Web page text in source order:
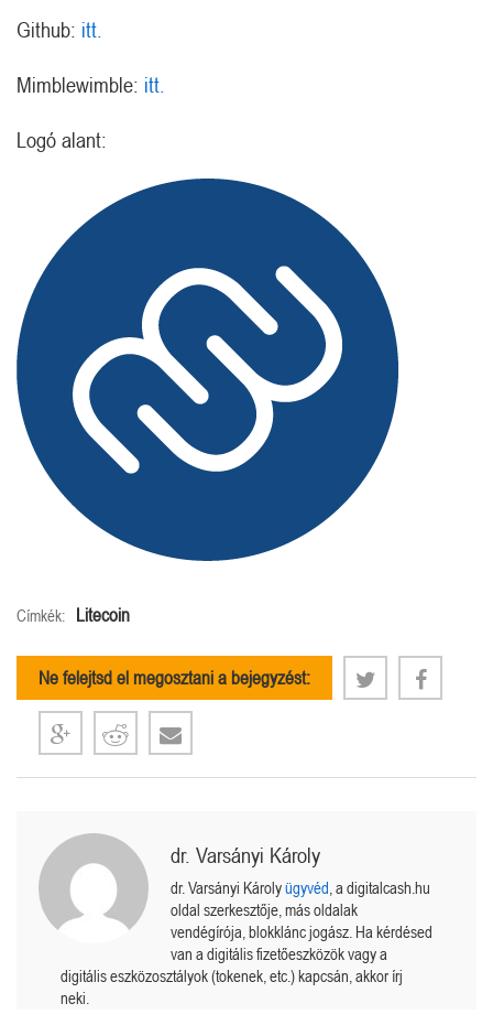
Github: itt.
Mimblewimble: itt.
Logó alant:
Címkék: Litecoin
Ne felejtsd el megosztani a bejegyzést:
dr. Varsányi Károly
dr. Varsányi Károlyügyvéd , a digitalcash.hu
oldal szerkesztője, más oldalak
vendégírója, blokklánc jogász. Ha kérdésed
van a digitális fizetőeszközök vagy a
digitális eszközosztályok (tokenek, etc.) kapcsán, akkor írj
neki.